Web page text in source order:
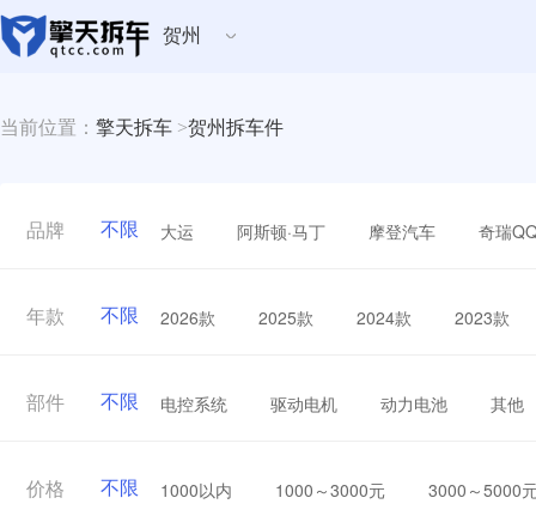
贺州
当前位置： 擎天拆车 >贺州拆车件
品牌 不限 大运 阿斯顿·马丁 摩登汽车 奇瑞
年款 不限 2026款 2025款 2024款 2023款
部件 不限 电控系统 驱动电机 动力电池 其他
价格 不限 1000以内 1000～3000元 3000～5000